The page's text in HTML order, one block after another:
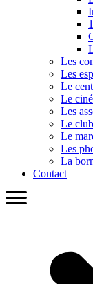
Les
Les
Le
Le
Les
Le
Le
Les
La
Contact